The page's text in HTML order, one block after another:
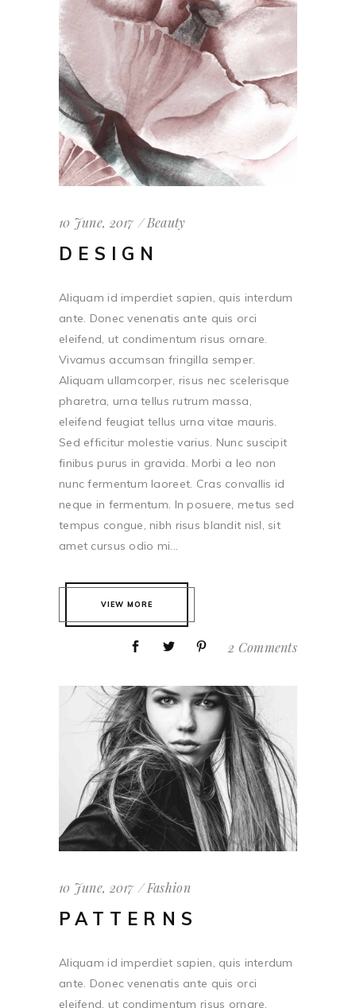
10 June, 2017 Beauty
DESIGN
Aliquam id imperdiet sapien, quis interdum
ante. Donec venenatis ante quis orci
eleifend, ut condimentum risus ornare.
Vivamus accumsan fringilla semper.
Aliquam ullamcorper, risus nec scelerisque
pharetra, urna tellus rutrum massa,
eleifend feugiat tellus urna vitae mauris.
Sed efficitur molestie varius. Nunc suscipit
finibus purus in gravida. Morbi a leo non
nunc fermentum laoreet. Cras convallis id
neque in fermentum. In posuere, metus sed
tempus congue, nibh risus blandit nisl, sit
amet cursus odio mi...
VIEW MORE
2 Comments
10 June, 2017 Fashion
PATTERNS
Aliquam id imperdiet sapien, quis interdum
ante. Donec venenatis ante quis orci
eleifend, ut condimentum risus ornare.